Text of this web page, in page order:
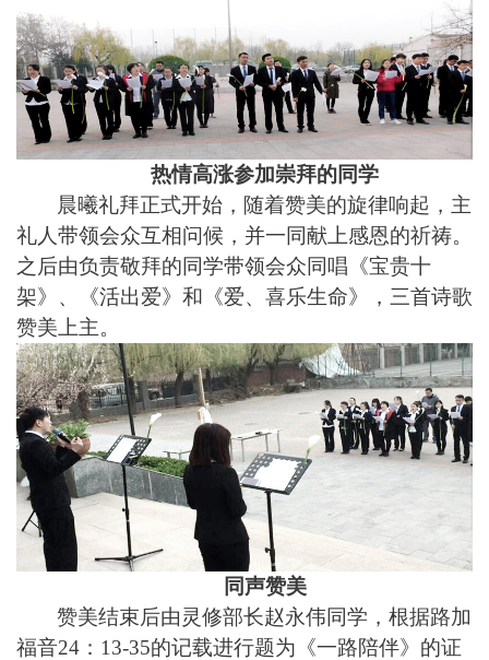
热情高涨参加崇拜的同学
晨曦礼拜正式开始，随着赞美的旋律响起，主
礼人带领会众互相问候，并一同献上感恩的祈祷。
之后由负责敬拜的同学带领会众同唱《宝贵十
架》、《活出爱》和《爱、喜乐生命》，三首诗歌
赞美上主。
同声赞美
赞美结束后由灵修部长赵永伟同学，根据路加
福音24：13-35的记载进行题为《一路陪伴》的证